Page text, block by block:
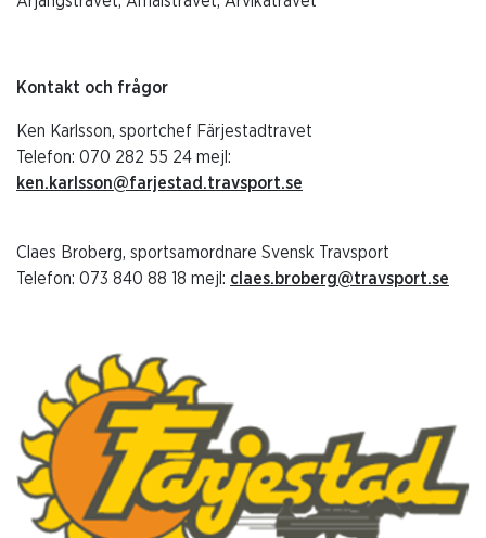
Kontakt och frågor
Ken Karlsson, sportchef Färjestadtravet
Telefon: 070 282 55 24 mejl:
ken.karlsson@farjestad.travsport.se
Claes Broberg, sportsamordnare Svensk Travsport
Telefon: 073 840 88 18 mejl: claes.broberg@travsport.se